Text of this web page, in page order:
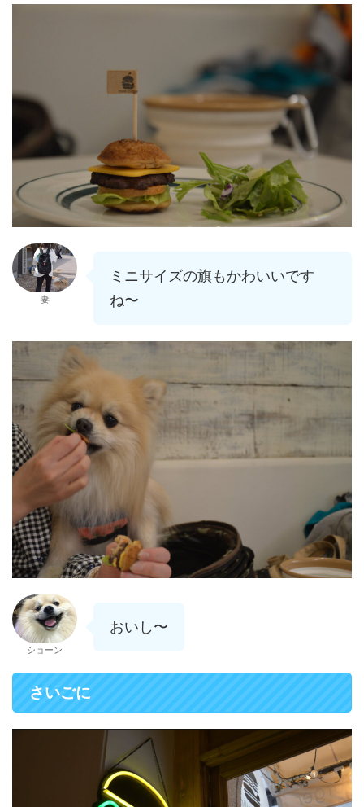
妻
ミニサイズの旗もかわいいです
ね〜
ショーン
おいし〜
さいごに